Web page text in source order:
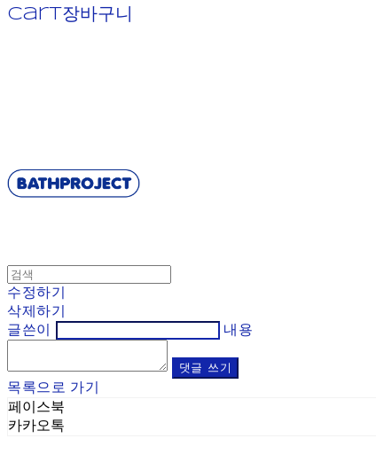
Cart장바구니
수정하기
삭제하기
글쓴이
내용
댓글 쓰기
목록으로 가기
페이스북
카카오톡